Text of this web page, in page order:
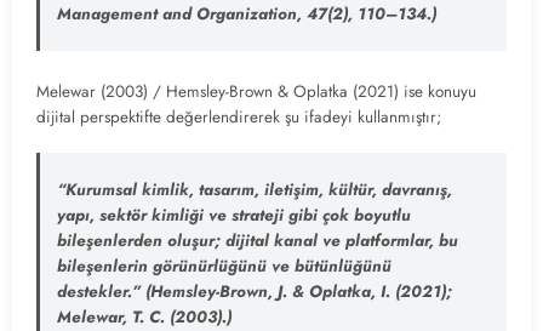
Management and Organization, 47(2), 110–134.)
Melewar (2003) / Hemsley-Brown & Oplatka (2021) ise konuyu
dijital perspektifte değerlendirerek şu ifadeyi kullanmıştır;
“Kurumsal kimlik, tasarım, iletişim, kültür, davranış,
yapı, sektör kimliği ve strateji gibi çok boyutlu
bileşenlerden oluşur; dijital kanal ve platformlar, bu
bileşenlerin görünürlüğünü ve bütünlüğünü
destekler.”(Hemsley-Brown, J. & Oplatka, I. (2021);
Melewar, T. C. (2003).)